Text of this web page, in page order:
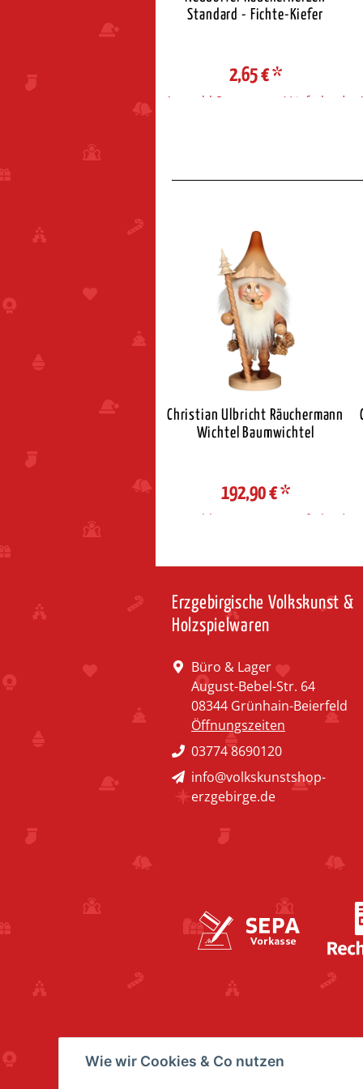
2,65 €
Steuerzone / Lieferland
Standard - Fichte-Kiefer
2,65 €*
Auswahl Steuerzone / Lieferland
Ulbricht Räuchermann
Steuerzone / Lieferland
Christian Ulbricht Räuchermann
Wichtel Baumwichtel
192,90 €*
Auswahl Steuerzone / Lieferland
Erzgebirgische Volkskunst &
Holzspielwaren
Büro & Lager
August-Bebel-Str. 64
08344 Grünhain-Beierfeld
Öffnungszeiten
03774 8690120
info@volkskunstshop-
erzgebirge.de
Wie wir Cookies & Co nutzen